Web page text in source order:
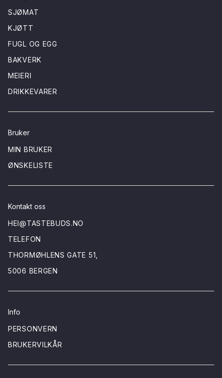
SJØMAT
KJØTT
FUGL OG EGG
BAKVERK
MEIERI
DRIKKEVARER
Bruker
MIN BRUKER
ØNSKELISTE
Kontakt oss
HEI@TASTEBUDS.NO
TELEFON
THORMØHLENS GATE 51,
5006 BERGEN
Info
PERSONVERN
BRUKERVILKÅR